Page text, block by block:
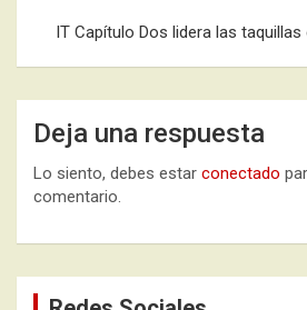
entradas
IT Capítulo Dos lidera las
Deja una respuesta
Lo siento, debes estar conectado
comentario.